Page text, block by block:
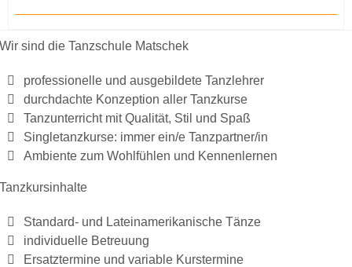
Wir sind die Tanzschule Matschek
professionelle und ausgebildete Tanzlehrer
durchdachte Konzeption aller Tanzkurse
Tanzunterricht mit Qualität, Stil und Spaß
Singletanzkurse: immer ein/e Tanzpartner/in
Ambiente zum Wohlfühlen und Kennenlernen
Tanzkursinhalte
Standard- und Lateinamerikanische Tänze
individuelle Betreuung
Ersatztermine und variable Kurstermine